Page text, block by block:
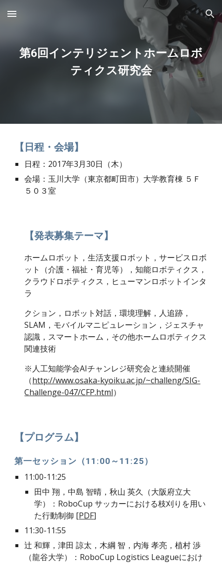
Skip to main content Skip to navigation
第6回インテリジェントホームロボ
ティクス研究会
【日程・会場】
日程：2017年3月30日（木）
会場：玉川大学（東京都町田市）大学教育棟 ５Ｆ
５０３室
【発表募集テーマ】
ホームロボット，生活支援ロボット，サービスロボ
ット（介護・福祉・育児等），知能ロボティクス，
クラウドロボティクス，ヒューマンロボットインタ
ラ
クション，ロボット対話，環境理解，人追跡，
SLAM，モバイルマニピュレーション，ジェスチャ
認識，スマートホーム，その他ホームロボティクス
関連技術
※人工知能学会AIチャンレジ研究会と連続開催
（http://www.osaka-kyoiku.ac.jp/~challeng/SIG-
Challenge-047/CFP.html）
【プログラム】
第一セッション（11:00～11:25）
11:00-11:25
田中 翔，中島 智晴，秋山 英久（大阪府立大
学）：RoboCup サッカーにおける枝刈りを用い
た行動制御 [PDF]
11:30-11:55
辻 和輝，津田 諒太，木綱 智，内海 孝亮，植村 渉
（龍谷大学）：RoboCup Logistics Leagueにおけ